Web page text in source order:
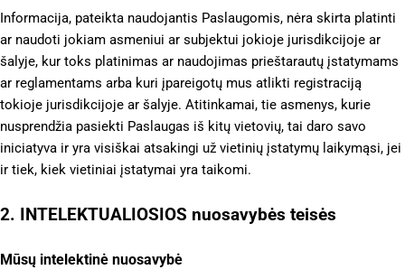
Informacija, pateikta naudojantis Paslaugomis, nėra skirta platinti
ar naudoti jokiam asmeniui ar subjektui jokioje jurisdikcijoje ar
šalyje, kur toks platinimas ar naudojimas prieštarautų įstatymams
ar reglamentams arba kuri įpareigotų mus atlikti registraciją
tokioje jurisdikcijoje ar šalyje. Atitinkamai, tie asmenys, kurie
nusprendžia pasiekti Paslaugas iš kitų vietovių, tai daro savo
iniciatyva ir yra visiškai atsakingi už vietinių įstatymų laikymąsi, jei
ir tiek, kiek vietiniai įstatymai yra taikomi.
2. INTELEKTUALIOSIOS nuosavybės teisės
Mūsų intelektinė nuosavybė